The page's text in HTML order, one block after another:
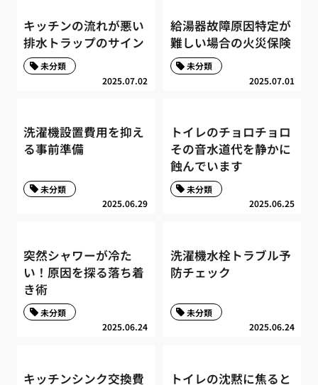
キッチンの流れが悪い
排水トラップのサイン
2025.07.02
未分類
給湯器故障原因特定が
難しい場合の火災保険
2025.07.01
未分類
洗濯機設置費用を抑え
る事前準備
2025.06.29
未分類
トイレのチョロチョロ
その音水道代を静かに
蝕んでいます
2025.06.25
未分類
突然シャワーが冷た
い！原因を探る落ち着
き術
2025.06.24
未分類
洗濯機水栓トラブル予
防チェック
2025.06.24
未分類
キッチンシンク交換費
トイレの沈黙に焦ると